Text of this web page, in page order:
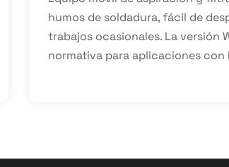
humos de soldadura, fácil de
trabajos ocasionales. La versión
normativa para aplicaciones con